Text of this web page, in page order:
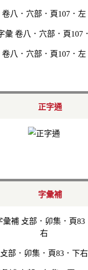
卷八．穴部．頁107．左
卷八．穴部．頁107．左
正字通
字彙補
攴部．卯集．頁83．下右